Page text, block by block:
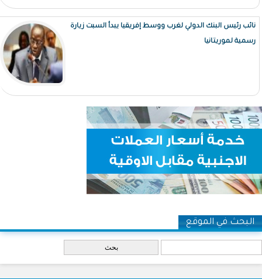
نائب رئيس البنك الدولي لغرب ووسط إفريقيا يبدأ السبت زيارة
رسمية لموريتانيا
البحث في الموقع